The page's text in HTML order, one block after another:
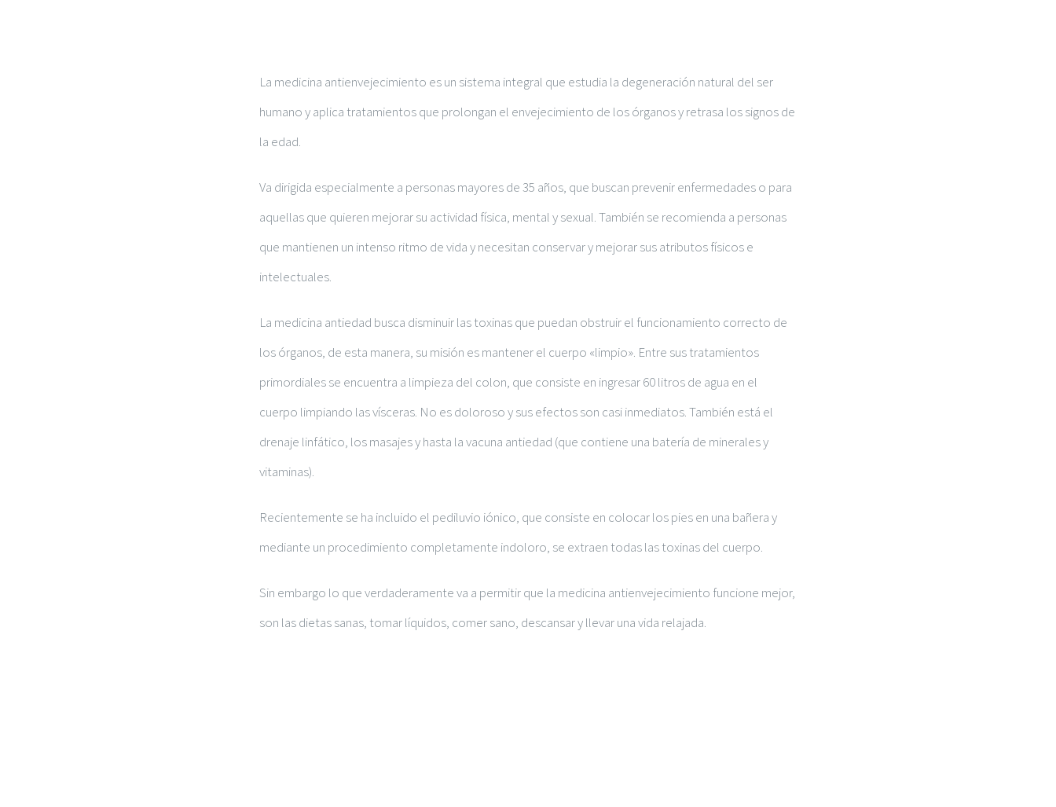
La medicina antienvejecimiento es un sistema integral que estudia la degeneración natural del ser
humano y aplica tratamientos que prolongan el envejecimiento de los órganos y retrasa los signos de
la edad.
Va dirigida especialmente a personas mayores de 35 años, que buscan prevenir enfermedades o para
aquellas que quieren mejorar su actividad física, mental y sexual. También se recomienda a personas
que mantienen un intenso ritmo de vida y necesitan conservar y mejorar sus atributos físicos e
intelectuales.
La medicina antiedad busca disminuir las toxinas que puedan obstruir el funcionamiento correcto de
los órganos, de esta manera, su misión es mantener el cuerpo «limpio». Entre sus tratamientos
primordiales se encuentra a limpieza del colon, que consiste en ingresar 60 litros de agua en el
cuerpo limpiando las vísceras. No es doloroso y sus efectos son casi inmediatos. También está el
drenaje linfático, los masajes y hasta la vacuna antiedad (que contiene una batería de minerales y
vitaminas).
Recientemente se ha incluido el pediluvio iónico, que consiste en colocar los pies en una bañera y
mediante un procedimiento completamente indoloro, se extraen todas las toxinas del cuerpo.
Sin embargo lo que verdaderamente va a permitir que la medicina antienvejecimiento funcione mejor,
son las dietas sanas, tomar líquidos, comer sano, descansar y llevar una vida relajada.